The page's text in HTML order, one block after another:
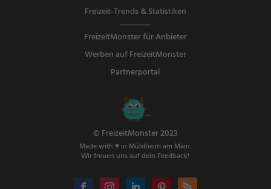
Freizeit-Trends & Statistiken
FreizeitMonster für Anbieter
Werben auf FreizeitMonster
Partnerportal
© FreizeitMonster 2023
Made with ♥ in Mühlheim am Main.
Wir freuen uns auf dein Feedback!